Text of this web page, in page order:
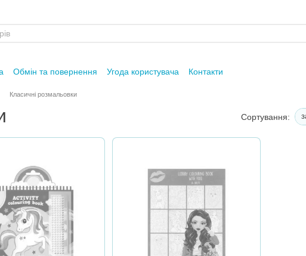
Обмін та повернення Угода користувача Контакти
Класичні розмальовки
Сортування: